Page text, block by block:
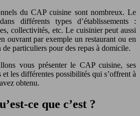
du CAP cuisine sont nombreux. Le
différents types d’établissements :
collectivités, etc. Le cuisinier peut aussi
ouvrant par exemple un restaurant ou en
particuliers pour des repas à domicile.
vous présenter le CAP cuisine, ses
les différentes possibilités qui s’offrent à
obtenu.
ce que c’est ?